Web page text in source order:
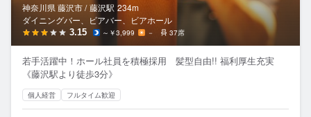
神奈川県 藤沢市 / 藤沢駅 234m
ダイニングバー、ビアバー、ビアホール
3.15 ～￥3,999 － 37席
若手活躍中！ホール社員を積極採用 髪型自由!! 福利厚生充実
《藤沢駅より徒歩3分》
個人経営 フルタイム歓迎